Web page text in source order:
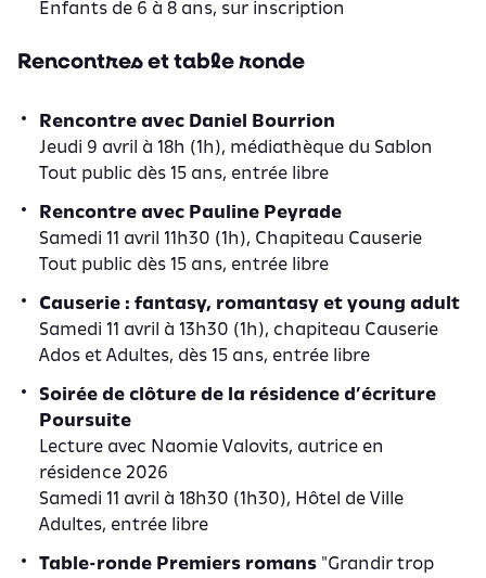
Enfants de 6 à 8 ans, sur inscription
Rencontres et table ronde
Rencontre avec Daniel Bourrion
Jeudi 9 avril à 18h (1h), médiathèque du Sablon
Tout public dès 15 ans, entrée libre
Rencontre avec Pauline Peyrade
Samedi 11 avril 11h30 (1h), Chapiteau Causerie
Tout public dès 15 ans, entrée libre
Causerie : fantasy, romantasy et young adult
Samedi 11 avril à 13h30 (1h), chapiteau Causerie
Ados et Adultes, dès 15 ans, entrée libre
Soirée de clôture de la résidence d’écriture
Poursuite
Lecture avec Naomie Valovits, autrice en
résidence 2026
Samedi 11 avril à 18h30 (1h30), Hôtel de Ville
Adultes, entrée libre
Table-ronde Premiers romans "Grandir trop